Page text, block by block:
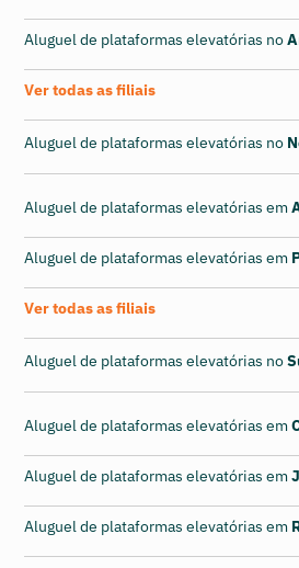
Aluguel de plataformas elevatórias no
Ver todas as filiais
Aluguel de plataformas elevatórias no
Aluguel de plataformas elevatórias em
Aluguel de plataformas elevatórias em
Ver todas as filiais
Aluguel de plataformas elevatórias no
Aluguel de plataformas elevatórias em
Aluguel de plataformas elevatórias em
Aluguel de plataformas elevatórias em